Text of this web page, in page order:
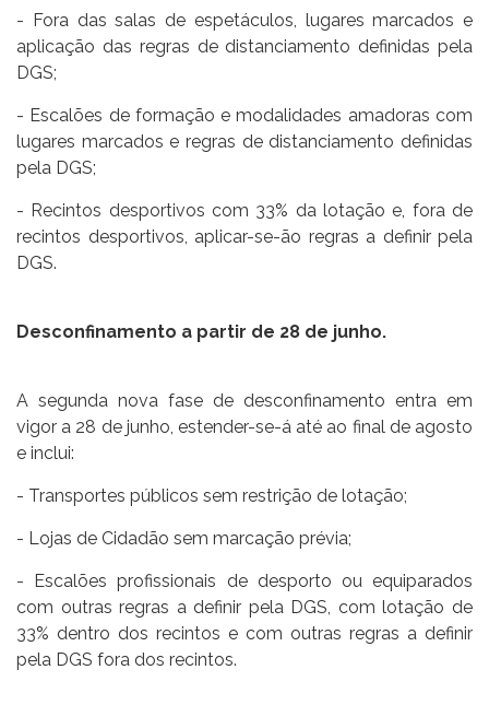
- Fora das salas de espetáculos, lugares marcados e
aplicação das regras de distanciamento definidas pela
DGS;
- Escalões de formação e modalidades amadoras com
lugares marcados e regras de distanciamento definidas
pela DGS;
- Recintos desportivos com 33% da lotação e, fora de
recintos desportivos, aplicar-se-ão regras a definir pela
DGS.
Desconfinamento a partir de 28 de junho.
A segunda nova fase de desconfinamento entra em
vigor a 28 de junho, estender-se-á até ao final de agosto
e inclui:
- Transportes públicos sem restrição de lotação;
- Lojas de Cidadão sem marcação prévia;
- Escalões profissionais de desporto ou equiparados
com outras regras a definir pela DGS, com lotação de
33% dentro dos recintos e com outras regras a definir
pela DGS fora dos recintos.